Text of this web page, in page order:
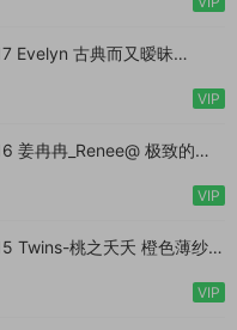
Evelyn 古典而又暧昧
VIP
姜冉冉_Renee@ 极致的反
VIP
Twins-桃之夭夭 橙色薄纱
VIP